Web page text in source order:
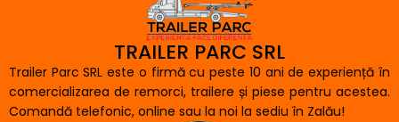
TRAILER PARC SRL
Trailer Parc SRL este o firmă cu peste 10 ani de experiență în
comercializarea de remorci, trailere și piese pentru acestea.
Comandă telefonic, online sau la noi la sediu în Zalău!